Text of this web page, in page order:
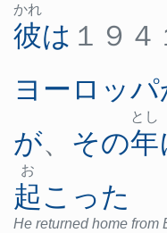
かれ
彼は １９４
ヨーロッパ
が、 その
とし
年
お
起こった
He returned home from